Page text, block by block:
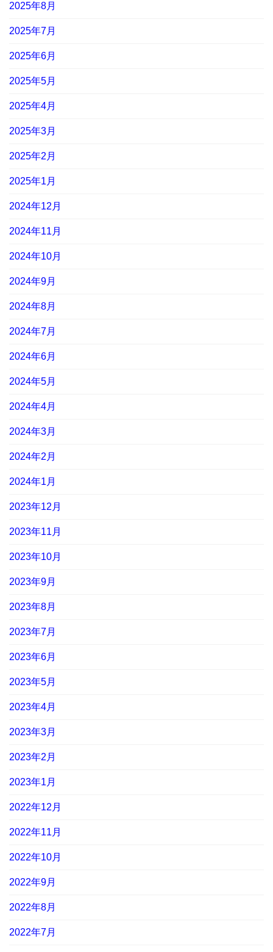
2025年8月
2025年7月
2025年6月
2025年5月
2025年4月
2025年3月
2025年2月
2025年1月
2024年12月
2024年11月
2024年10月
2024年9月
2024年8月
2024年7月
2024年6月
2024年5月
2024年4月
2024年3月
2024年2月
2024年1月
2023年12月
2023年11月
2023年10月
2023年9月
2023年8月
2023年7月
2023年6月
2023年5月
2023年4月
2023年3月
2023年2月
2023年1月
2022年12月
2022年11月
2022年10月
2022年9月
2022年8月
2022年7月